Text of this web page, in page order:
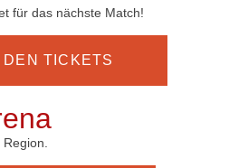
für das nächste Match!
DEN TICKETS